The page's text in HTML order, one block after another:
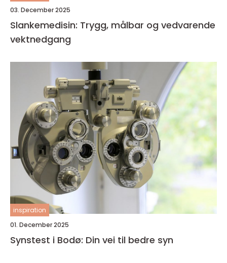
03. December 2025
Slankemedisin: Trygg, målbar og vedvarende
vektnedgang
inspiration
01. December 2025
Synstest i Bodø: Din vei til bedre syn